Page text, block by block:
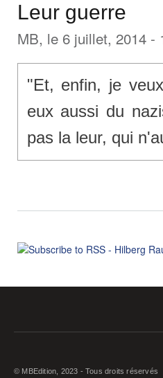
Leur guerre
MB, le 6 juillet, 2014 -
"Et, enfin, je
eux aussi du
pas la leur, qui
© MBEdition, 2023 - Tous droits réservés